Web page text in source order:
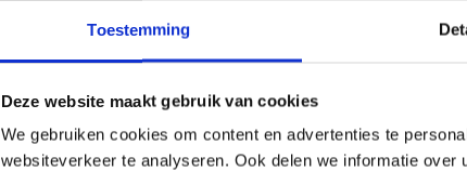
Toestemming
Deze website maakt gebruik van cookies
We gebruiken cookies om content en advertenties te
websiteverkeer te analyseren. Ook delen we informatie
"Après 25 ans de maraîchage biologique
de longues heures de désherbage
employés d'y consacrer des semaines